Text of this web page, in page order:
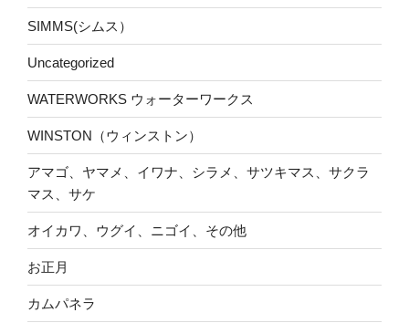
SIMMS(シムス）
Uncategorized
WATERWORKS ウォーターワークス
WINSTON（ウィンストン）
アマゴ、ヤマメ、イワナ、シラメ、サツキマス、サクラ
マス、サケ
オイカワ、ウグイ、ニゴイ、その他
お正月
カムパネラ